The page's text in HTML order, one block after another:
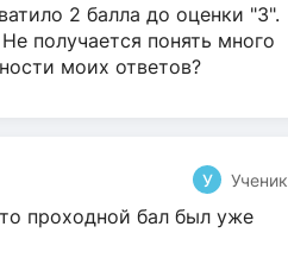
2 балла до оценки "3".
получается понять много
моих ответов?
У Ученик
проходной бал был уже